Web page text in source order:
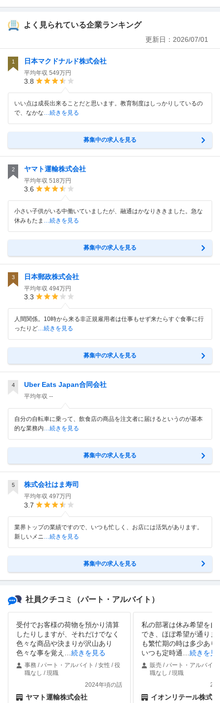
よく見られている企業ランキング
更新日： 2026/07/01
1 日本マクドナルド株式会社
平均年収 549万円
3.8
いい点は成長出来ることだと思います。教育制度はしっかりしているの
で、なかな…続きを見る
募集中の求人を見る
2 ヤマト運輸株式会社
平均年収 518万円
3.6
小さい子供がいる中働いていましたが、融通はかなりききました。急な
休みもたま …続きを見る
募集中の求人を見る
3 日本郵政株式会社
平均年収 494万円
3.3
人間関係。10時から来る非正規雇用者は仕事もせず来たらすぐ食事に行
ったりど…続きを見る
募集中の求人を見る
4 Uber Eats Japan合同会社
平均年収 --
自分の自転車に乗って、飲食店の商品を注文者に届けるというのが基本
的な業務内…続きを見る
募集中の求人を見る
5 株式会社はま寿司
平均年収 497万円
3.7
業界トップの業績ですので、いつも忙しく、お店には活気があります。
新しいメニ
…続きを見る
募集中の求人を見る
社員クチコミ （パート・アルバイト）
受付でお客様の荷物を預かり清算
したりしますが、それだけでなく
色々な商品や決まりが沢山あり
色々な事を覚え
続きを見る
事務 / パート・アルバイト / 女性 / 役
職なし / 現職
2024年頃の話
ヤマト運輸株式会社
私の部署は休み希望を自
でき、ほぼ希望が通りま
も繁忙期の時は多少あり
いつも定時通
続きを見
販売 / パート・アルバイ
職なし / 現職
イオンリテール株式